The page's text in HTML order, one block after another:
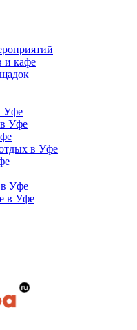
и кафе
Уфе
Уфе
в Уфе
в Уфе
в Уфе